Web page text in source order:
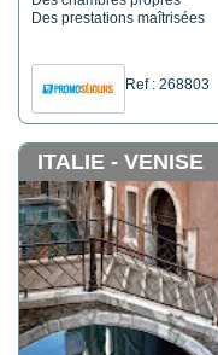
Des prestations maîtrisées
Ref : 268803
ITALIE - VENISE